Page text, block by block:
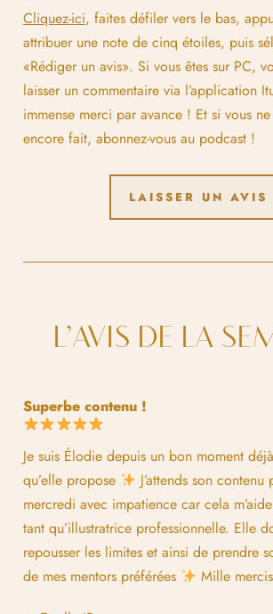
Cliquez-ici, faites défiler vers le bas,
attribuer une note de cinq étoiles, puis
«Rédiger un avis». Si vous êtes sur PC,
laisser un commentaire via l’application
immense merci par avance ! Et si vous ne
encore fait, abonnez-vous au podcast !
LAISSER UN AVIS
L’AVIS DE LA
Superbe contenu !
Je suis Élodie depuis un bon moment
qu’elle propose
J’attends son
mercredi avec impatience car cela
tant qu’illustratrice professionnelle. Elle
repousser les limites et ainsi de prendre
de mes mentors préférées
Mille mercis